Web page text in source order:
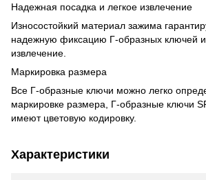
Надежная посадка и легкое извлечение
Износостойкий материал зажима
надежную фиксацию Г-образных ключей и
извлечение.
Маркировка размера
Все Г-образные ключи можно легко
маркировке размера, Г-образные ключи
имеют цветовую кодировку.
Характеристики